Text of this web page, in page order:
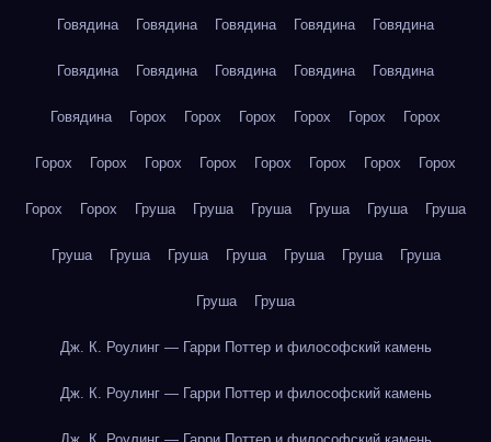
Говядина Говядина Говядина Говядина Говядина
Говядина Говядина Говядина Говядина Говядина
Говядина Горох Горох Горох Горох Горох Горох
Горох Горох Горох Горох Горох Горох Горох Горох
Горох Горох Груша Груша Груша Груша Груша Груша
Груша Груша Груша Груша Груша Груша Груша
Груша Груша
Дж. К. Роулинг — Гарри Поттер и философский камень
Дж. К. Роулинг — Гарри Поттер и философский камень